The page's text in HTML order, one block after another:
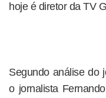
hoje é diretor da TV
Segundo análise do
o jornalista